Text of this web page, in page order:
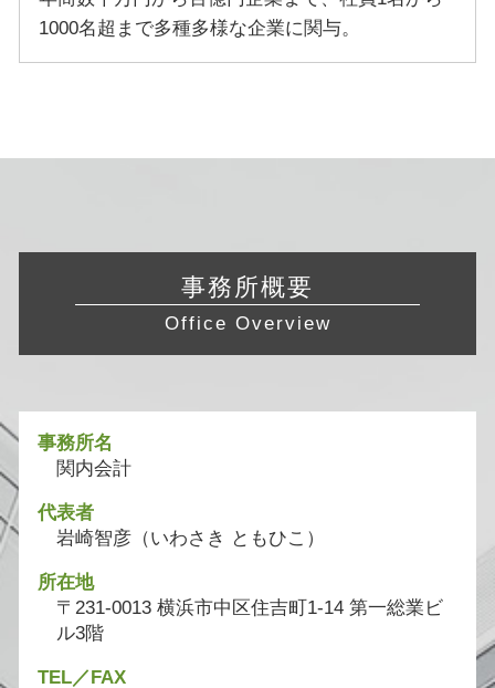
1000名超まで多種多様な企業に関与。
事務所概要
Office Overview
事務所名
関内会計
代表者
岩崎智彦（いわさき ともひこ）
所在地
〒231-0013 横浜市中区住吉町1-14 第一総業ビ
ル3階
TEL／FAX